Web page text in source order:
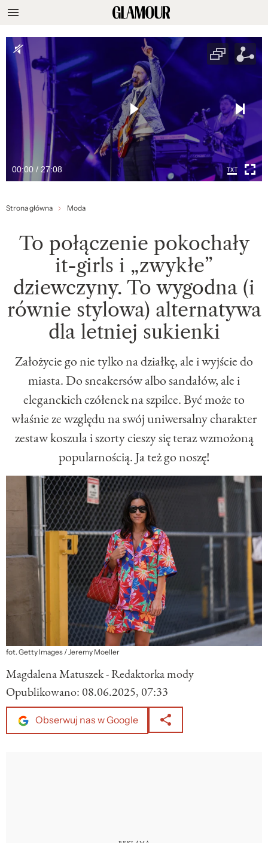
00:00 / 27:08
Strona główna Moda
To połączenie pokochały
it-girls i „zwykłe”
dziewczyny. To wygodna (i
równie stylowa) alternatywa
dla letniej sukienki
Założycie go nie tylko na działkę, ale i wyjście do
miasta. Do sneakersów albo sandałów, ale i
eleganckich czółenek na szpilce. Być może to
właśnie ze względu na swój uniwersalny charakter
zestaw koszula i szorty cieszy się teraz wzmożoną
popularnością. Ja też go noszę!
fot. Getty Images / Jeremy Moeller
Magdalena Matuszek - Redaktorka mody
Opublikowano: 08.06.2025, 07:33
Obserwuj nas w Google